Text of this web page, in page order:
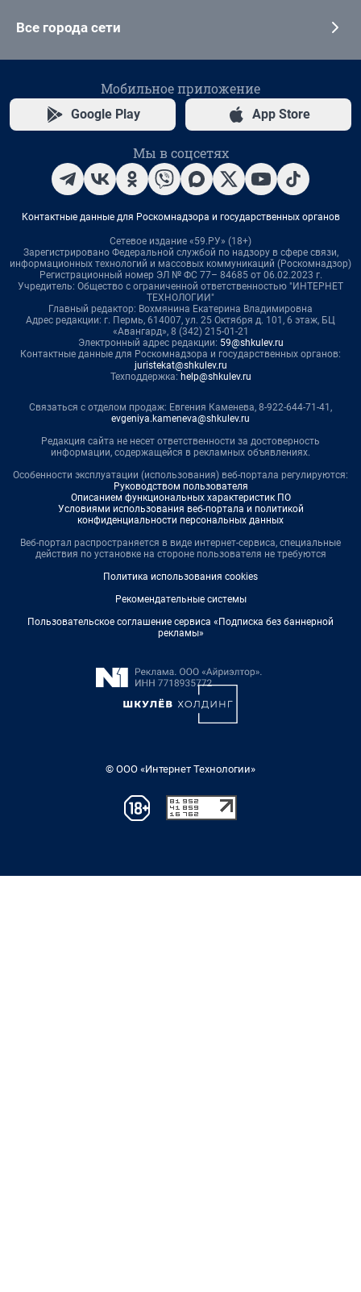
Все города сети
Мобильное приложение
Google Play App Store
Мы в соцсетях
Контактные данные для Роскомнадзора и государственных органов
Сетевое издание «59.РУ» (18+)
Зарегистрировано Федеральной службой по надзору в сфере связи,
информационных технологий и массовых коммуникаций (Роскомнадзор)
Регистрационный номер ЭЛ № ФС 77– 84685 от 06.02.2023 г.
Учредитель: Общество с ограниченной ответственностью "ИНТЕРНЕТ
ТЕХНОЛОГИИ"
Главный редактор: Вохмянина Екатерина Владимировна
Адрес редакции: г. Пермь, 614007, ул. 25 Октября д. 101, 6 этаж, БЦ
«Авангард», 8 (342) 215-01-21
Электронный адрес редакции: 59@shkulev.ru
Контактные данные для Роскомнадзора и государственных органов:
juristekat@shkulev.ru
Техподдержка: help@shkulev.ru
Связаться с отделом продаж: Евгения Каменева, 8-922-644-71-41,
evgeniya.kameneva@shkulev.ru
Редакция сайта не несет ответственности за достоверность
информации, содержащейся в рекламных объявлениях.
Особенности эксплуатации (использования) веб-портала регулируются:
Руководством пользователя
Описанием функциональных характеристик ПО
Условиями использования веб-портала и политикой
конфиденциальности персональных данных
Веб-портал распространяется в виде интернет-сервиса, специальные
действия по установке на стороне пользователя не требуются
Политика использования cookies
Рекомендательные системы
Пользовательское соглашение сервиса «Подписка без баннерной
рекламы»
© ООО «Интернет Технологии»